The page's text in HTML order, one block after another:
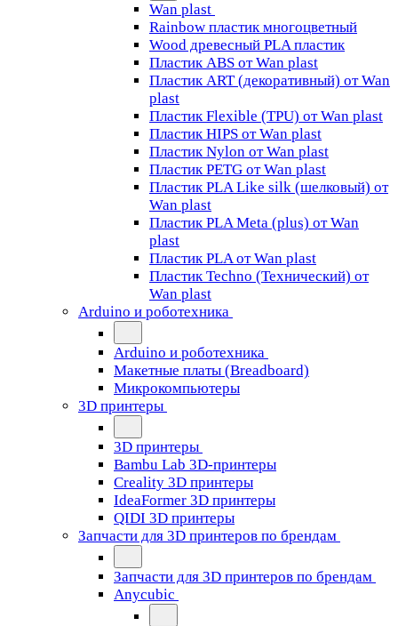
Wan plast
Rainbow пластик многоцветный
Wood древесный PLA пластик
Пластик ABS от Wan plast
Пластик ART (декоративный) от Wan
plast
Пластик Flexible (TPU) от Wan plast
Пластик HIPS от Wan plast
Пластик Nylon от Wan plast
Пластик PETG от Wan plast
Пластик PLA Like silk (шелковый) от
Wan plast
Пластик PLA Meta (plus) от Wan
plast
Пластик PLA от Wan plast
Пластик Techno (Технический) от
Wan plast
Arduino и роботехника
Arduino и роботехника
Макетные платы (Breadboard)
Микрокомпьютеры
3D принтеры
3D принтеры
Bambu Lab 3D-принтеры
Creality 3D принтеры
IdeaFormer 3D принтеры
QIDI 3D принтеры
Запчасти для 3D принтеров по брендам
Запчасти для 3D принтеров по брендам
Anycubic